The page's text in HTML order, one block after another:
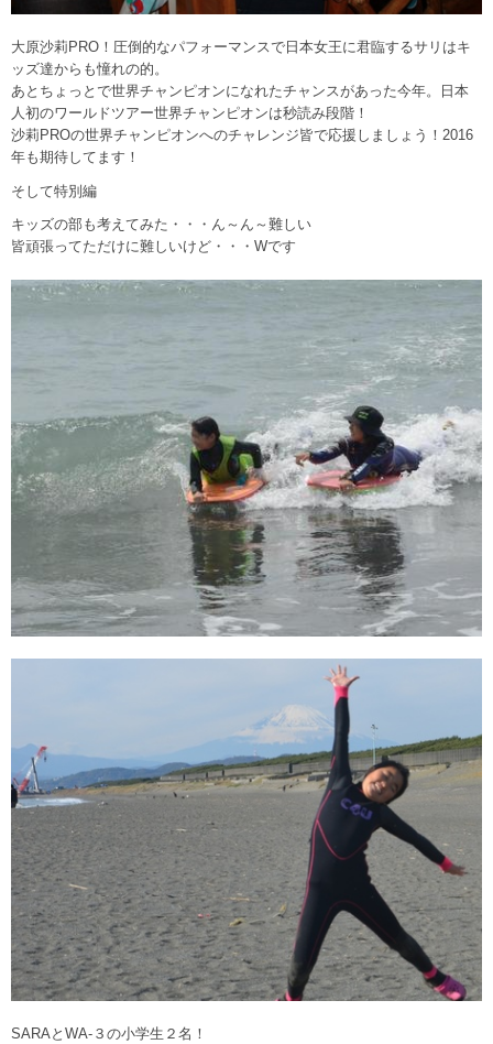
大原沙莉PRO！圧倒的なパフォーマンスで日本女王に君臨するサリはキ
ッズ達からも憧れの的。
あとちょっとで世界チャンピオンになれたチャンスがあった今年。日本
人初のワールドツアー世界チャンピオンは秒読み段階！
沙莉PROの世界チャンピオンへのチャレンジ皆で応援しましょう！2016
年も期待してます！
そして特別編
キッズの部も考えてみた・・・ん～ん～難しい
皆頑張ってただけに難しいけど・・・Wです
SARAとWA-３の小学生２名！